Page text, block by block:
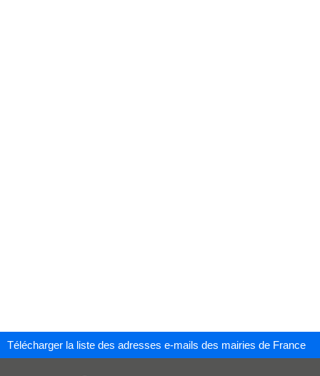
Télécharger la liste des adresses e-mails des mairies de France